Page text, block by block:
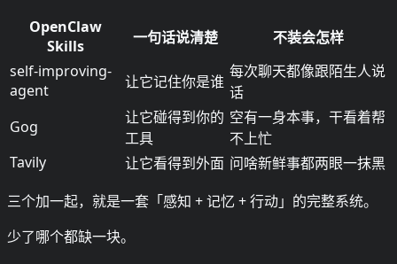
OpenClaw
Skills
一句话说清楚
不装会怎样
self-improving-
agent
让它记住你是谁
每次聊天都像跟陌生人说
话
Gog
让它碰得到你的
工具
空有一身本事，干看着帮
不上忙
Tavily
让它看得到外面 问啥新鲜事都两眼一抹黑
三个加一起，就是一套「感知 + 记忆 + 行动」的完整系统。
少了哪个都缺一块。